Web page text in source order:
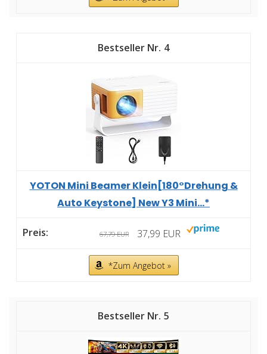
4
YOTON Mini Beamer Klein[180°Drehung &
Auto Keystone] New Y3 Mini...*
67,79 EUR 37,99 EUR
*Zum Angebot »
5